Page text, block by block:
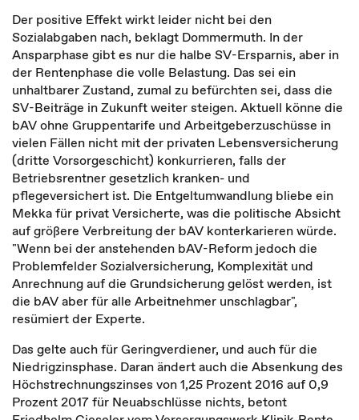
Der positive Effekt wirkt leider nicht bei den
Sozialabgaben nach, beklagt Dommermuth. In der
Ansparphase gibt es nur die halbe SV-Ersparnis, aber in
der Rentenphase die volle Belastung. Das sei ein
unhaltbarer Zustand, zumal zu befürchten sei, dass die
SV-Beiträge in Zukunft weiter steigen. Aktuell könne die
bAV ohne Gruppentarife und Arbeitgeberzuschüsse in
vielen Fällen nicht mit der privaten Lebensversicherung
(dritte Vorsorgeschicht) konkurrieren, falls der
Betriebsrentner gesetzlich kranken- und
pflegeversichert ist. Die Entgeltumwandlung bliebe ein
Mekka für privat Versicherte, was die politische Absicht
auf größere Verbreitung der bAV konterkarieren würde.
"Wenn bei der anstehenden bAV-Reform jedoch die
Problemfelder Sozialversicherung, Komplexität und
Anrechnung auf die Grundsicherung gelöst werden, ist
die bAV aber für alle Arbeitnehmer unschlagbar",
resümiert der Experte.
Das gelte auch für Geringverdiener, und auch für die
Niedrigzinsphase. Daran ändert auch die Absenkung des
Höchstrechnungszinses von 1,25 Prozent 2016 auf 0,9
Prozent 2017 für Neuabschlüsse nichts, betont